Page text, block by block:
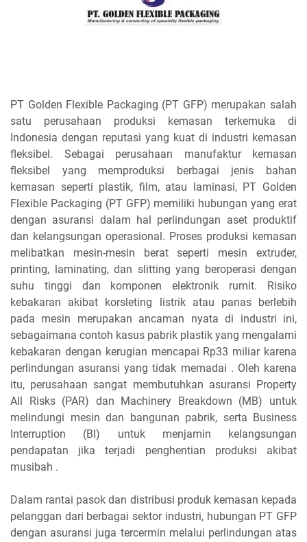
PT Golden Flexible Packaging (PT GFP) merupakan salah
satu perusahaan produksi kemasan terkemuka di
Indonesia dengan reputasi yang kuat di industri kemasan
fleksibel. Sebagai perusahaan manufaktur kemasan
fleksibel yang memproduksi berbagai jenis bahan
kemasan seperti plastik, film, atau laminasi, PT Golden
Flexible Packaging (PT GFP) memiliki hubungan yang erat
dengan asuransi dalam hal perlindungan aset produktif
dan kelangsungan operasional. Proses produksi kemasan
melibatkan mesin-mesin berat seperti mesin extruder,
printing, laminating, dan slitting yang beroperasi dengan
suhu tinggi dan komponen elektronik rumit. Risiko
kebakaran akibat korsleting listrik atau panas berlebih
pada mesin merupakan ancaman nyata di industri ini,
sebagaimana contoh kasus pabrik plastik yang mengalami
kebakaran dengan kerugian mencapai Rp33 miliar karena
perlindungan asuransi yang tidak memadai . Oleh karena
itu, perusahaan sangat membutuhkan asuransi Property
All Risks (PAR) dan Machinery Breakdown (MB) untuk
melindungi mesin dan bangunan pabrik, serta Business
Interruption (BI) untuk menjamin kelangsungan
pendapatan jika terjadi penghentian produksi akibat
musibah .
Dalam rantai pasok dan distribusi produk kemasan kepada
pelanggan dari berbagai sektor industri, hubungan PT GFP
dengan asuransi juga tercermin melalui perlindungan atas